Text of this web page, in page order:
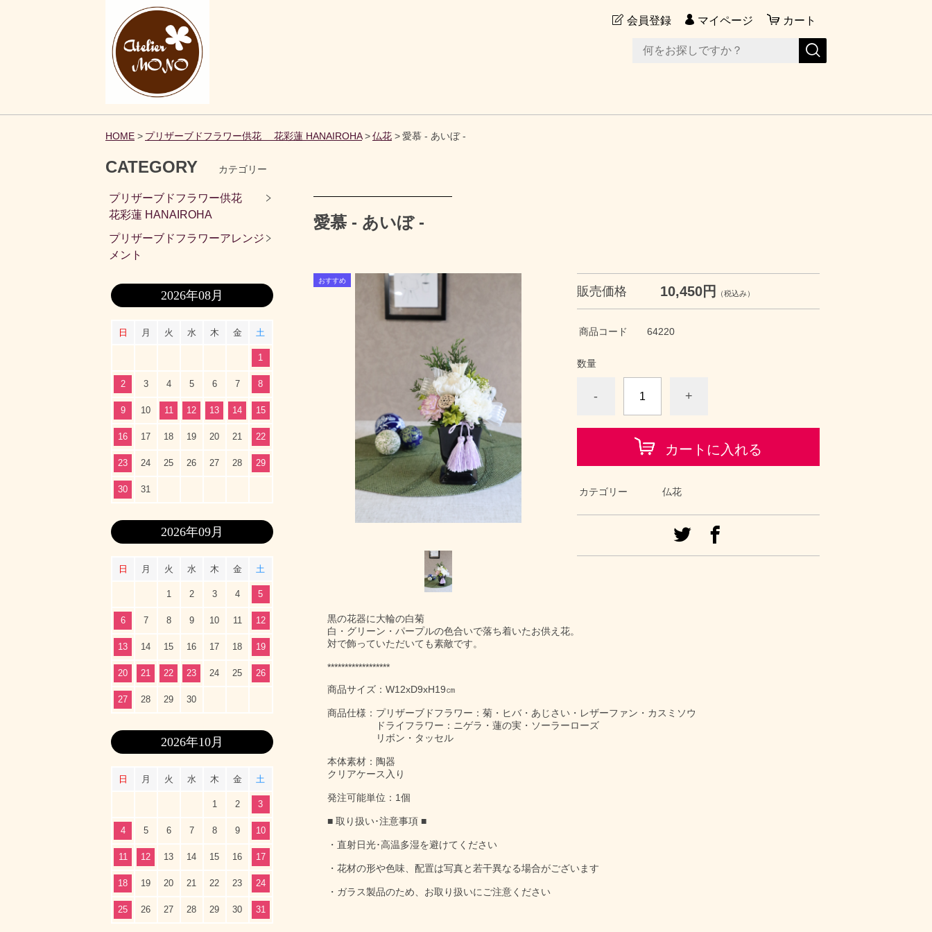
会員登録 マイページ カート
HOME プリザーブドフラワー供花 花彩蓮 HANAIROHA 仏花 愛慕 - あいぼ -
愛慕 - あいぼ -
販売価格 10,450円 （税込み）
商品コード 64220
数量
- +
カートに入れる
カテゴリー 仏花
黒の花器に大輪の白菊
白・グリーン・パープルの色合いで落ち着いたお供え花。
対で飾っていただいても素敵です。
******************
商品サイズ：W12xD9xH19㎝
商品仕様：プリザーブドフラワー：菊・ヒバ・あじさい・レザーファン・カスミソウ
ドライフラワー：ニゲラ・蓮の実・ソーラーローズ
リボン・タッセル
本体素材：陶器
クリアケース入り
発注可能単位：1個
■ 取り扱い･注意事項 ■
・直射日光･高温多湿を避けてください
・花材の形や色味、配置は写真と若干異なる場合がございます
・ガラス製品のため、お取り扱いにご注意ください
CATEGORY カテゴリー
プリザーブドフラワー供花
花彩蓮 HANAIROHA
プリザーブドフラワーアレンジ
メント
2026年08月
日 月 火 水 木 金 土
1
2 3 4 5 6 7 8
9 10 11 12 13 14 15
16 17 18 19 20 21 22
23 24 25 26 27 28 29
30 31
2026年09月
日 月 火 水 木 金 土
1 2 3 4 5
6 7 8 9 10 11 12
13 14 15 16 17 18 19
20 21 22 23 24 25 26
27 28 29 30
2026年10月
日 月 火 水 木 金 土
1 2 3
4 5 6 7 8 9 10
11 12 13 14 15 16 17
18 19 20 21 22 23 24
25 26 27 28 29 30 31